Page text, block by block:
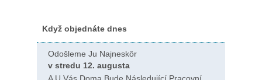
Když objednáte dnes
Odošleme Ju Najneskôr
v stredu 12. augusta
A U Vás Doma Bude Následující Pracovní